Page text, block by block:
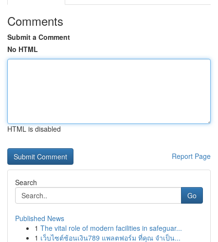
Comments
Submit a Comment
No HTML
HTML is disabled
Report Page
Search
Go
Published News
1 The vital role of modern facilities in safeguar...
1 เว็บไซต์ช้อนเงิน789 แพลตฟอร์ม ที่คุณ จำเป็น...